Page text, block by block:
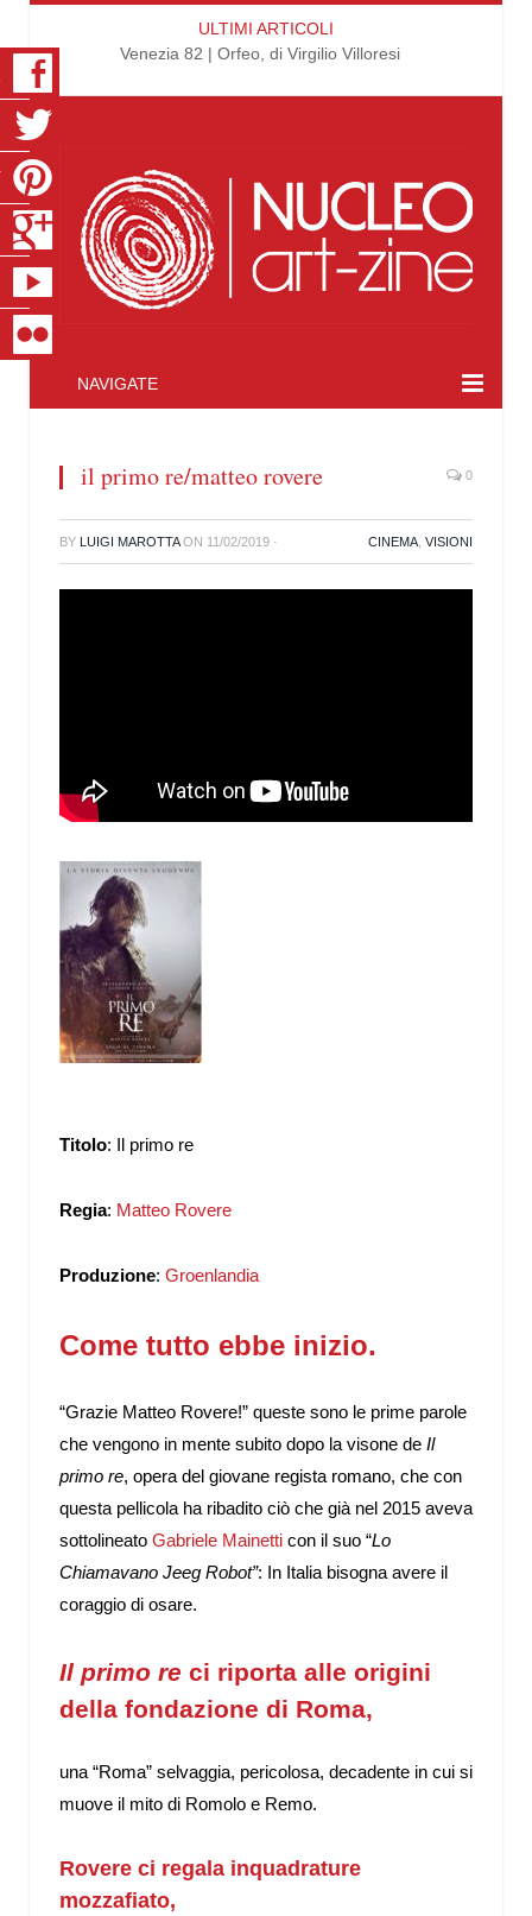
ULTIMI ARTICOLI
Venezia 82 | Orfeo, di Virgilio Villoresi
NAVIGATE
il primo re/matteo rovere 0
BY LUIGI MAROTTAON 11/02/2019 · CINEMA VISIONI
Titolo: Il primo re
Regia: Matteo Rovere
Produzione: Groenlandia
Come tutto ebbe inizio.
“Grazie Matteo Rovere!” queste sono le prime parole
che vengono in mente subito dopo la visone de Il
primo re, opera del giovane regista romano, che con
questa pellicola ha ribadito ciò che già nel 2015 aveva
sottolineato Gabriele Mainetti con il suo “Lo
Chiamavano Jeeg Robot”: In Italia bisogna avere il
coraggio di osare.
Il primo re ci riporta alle origini
della fondazione di Roma,
una “Roma” selvaggia, pericolosa, decadente in cui si
muove il mito di Romolo e Remo.
Rovere ci regala inquadrature
mozzafiato,